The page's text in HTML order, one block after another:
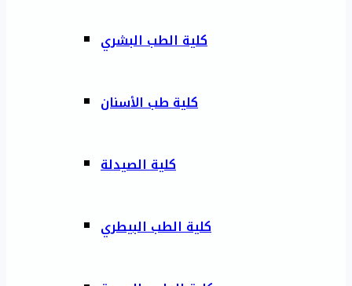
كلية الطب البشري
كلية طب الأسنان
كلية الصيدلة
كلية الطب البيطري